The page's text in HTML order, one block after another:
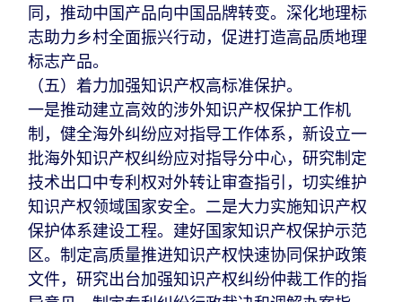
同，推动中国产品向中国品牌转变。深化地理标
志助力乡村全面振兴行动，促进打造高品质地理
标志产品。
（五）着力加强知识产权高标准保护。
一是推动建立高效的涉外知识产权保护工作机
制，健全海外纠纷应对指导工作体系，新设立一
批海外知识产权纠纷应对指导分中心，研究制定
技术出口中专利权对外转让审查指引，切实维护
知识产权领域国家安全。二是大力实施知识产权
保护体系建设工程。建好国家知识产权保护示范
区。制定高质量推进知识产权快速协同保护政策
文件，研究出台加强知识产权纠纷仲裁工作的指